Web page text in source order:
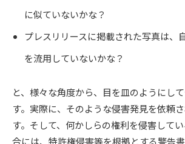
に似ていないかな？
プレスリリースに掲載された写真は、
を流用していないかな？
と、様々な角度から、目を皿のようにし
す。実際に、そのような侵害発見を依頼
す。そして、何かしらの権利を侵害して
合には、特許権侵害等を根拠とする警告